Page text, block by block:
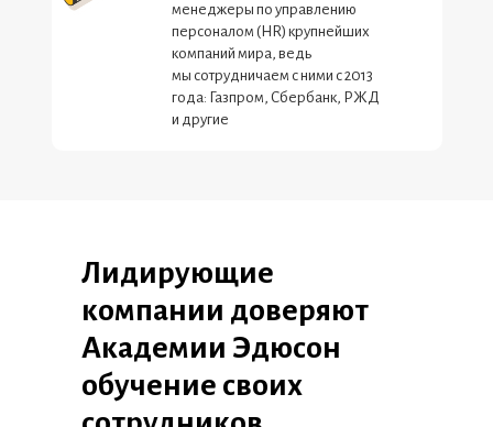
менеджеры по управлению
персоналом (HR) крупнейших
компаний мира, ведь
мы сотрудничаем с ними с 2013
года: Газпром, Сбербанк, РЖД
и другие
Лидирующие
компании доверяют
Академии Эдюсон
обучение своих